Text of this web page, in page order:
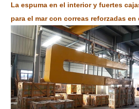
La espuma en el interior y fuertes
para el mar con correas reforzadas en